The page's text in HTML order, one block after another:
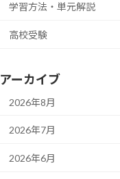
学習方法・単元解説
高校受験
アーカイブ
2026年8月
2026年7月
2026年6月